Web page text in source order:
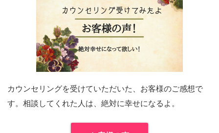
カウンセリングを受けていただいた、お客様のご感想で
す。相談してくれた人は、絶対に幸せになるよ。